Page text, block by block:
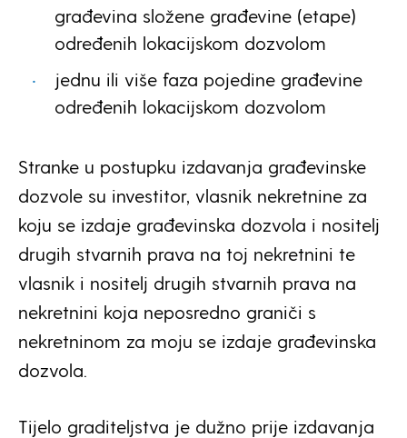
građevina složene građevine (etape)
određenih lokacijskom dozvolom
jednu ili više faza pojedine građevine
određenih lokacijskom dozvolom
Stranke u postupku izdavanja građevinske
dozvole su investitor, vlasnik nekretnine za
koju se izdaje građevinska dozvola i nositelj
drugih stvarnih prava na toj nekretnini te
vlasnik i nositelj drugih stvarnih prava na
nekretnini koja neposredno graniči s
nekretninom za moju se izdaje građevinska
dozvola.
Tijelo graditeljstva je dužno prije izdavanja